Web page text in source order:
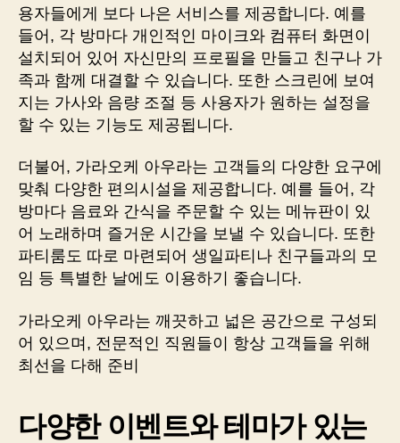
용자들에게 보다 나은 서비스를 제공합니다. 예를
들어, 각 방마다 개인적인 마이크와 컴퓨터 화면이
설치되어 있어 자신만의 프로필을 만들고 친구나 가
족과 함께 대결할 수 있습니다. 또한 스크린에 보여
지는 가사와 음량 조절 등 사용자가 원하는 설정을
할 수 있는 기능도 제공됩니다.
더불어, 가라오케 아우라는 고객들의 다양한 요구에
맞춰 다양한 편의시설을 제공합니다. 예를 들어, 각
방마다 음료와 간식을 주문할 수 있는 메뉴판이 있
어 노래하며 즐거운 시간을 보낼 수 있습니다. 또한
파티룸도 따로 마련되어 생일파티나 친구들과의 모
임 등 특별한 날에도 이용하기 좋습니다.
가라오케 아우라는 깨끗하고 넓은 공간으로 구성되
어 있으며, 전문적인 직원들이 항상 고객들을 위해
최선을 다해 준비
다양한 이벤트와 테마가 있는